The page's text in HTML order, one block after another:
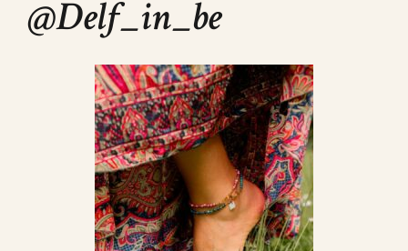
@Delf_in_be